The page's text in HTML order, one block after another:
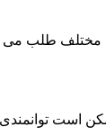
مختلف طلب می
است توانمندی